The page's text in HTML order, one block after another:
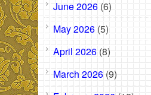
June 2026 (6)
May 2026 (5)
April 2026 (8)
March 2026 (9)